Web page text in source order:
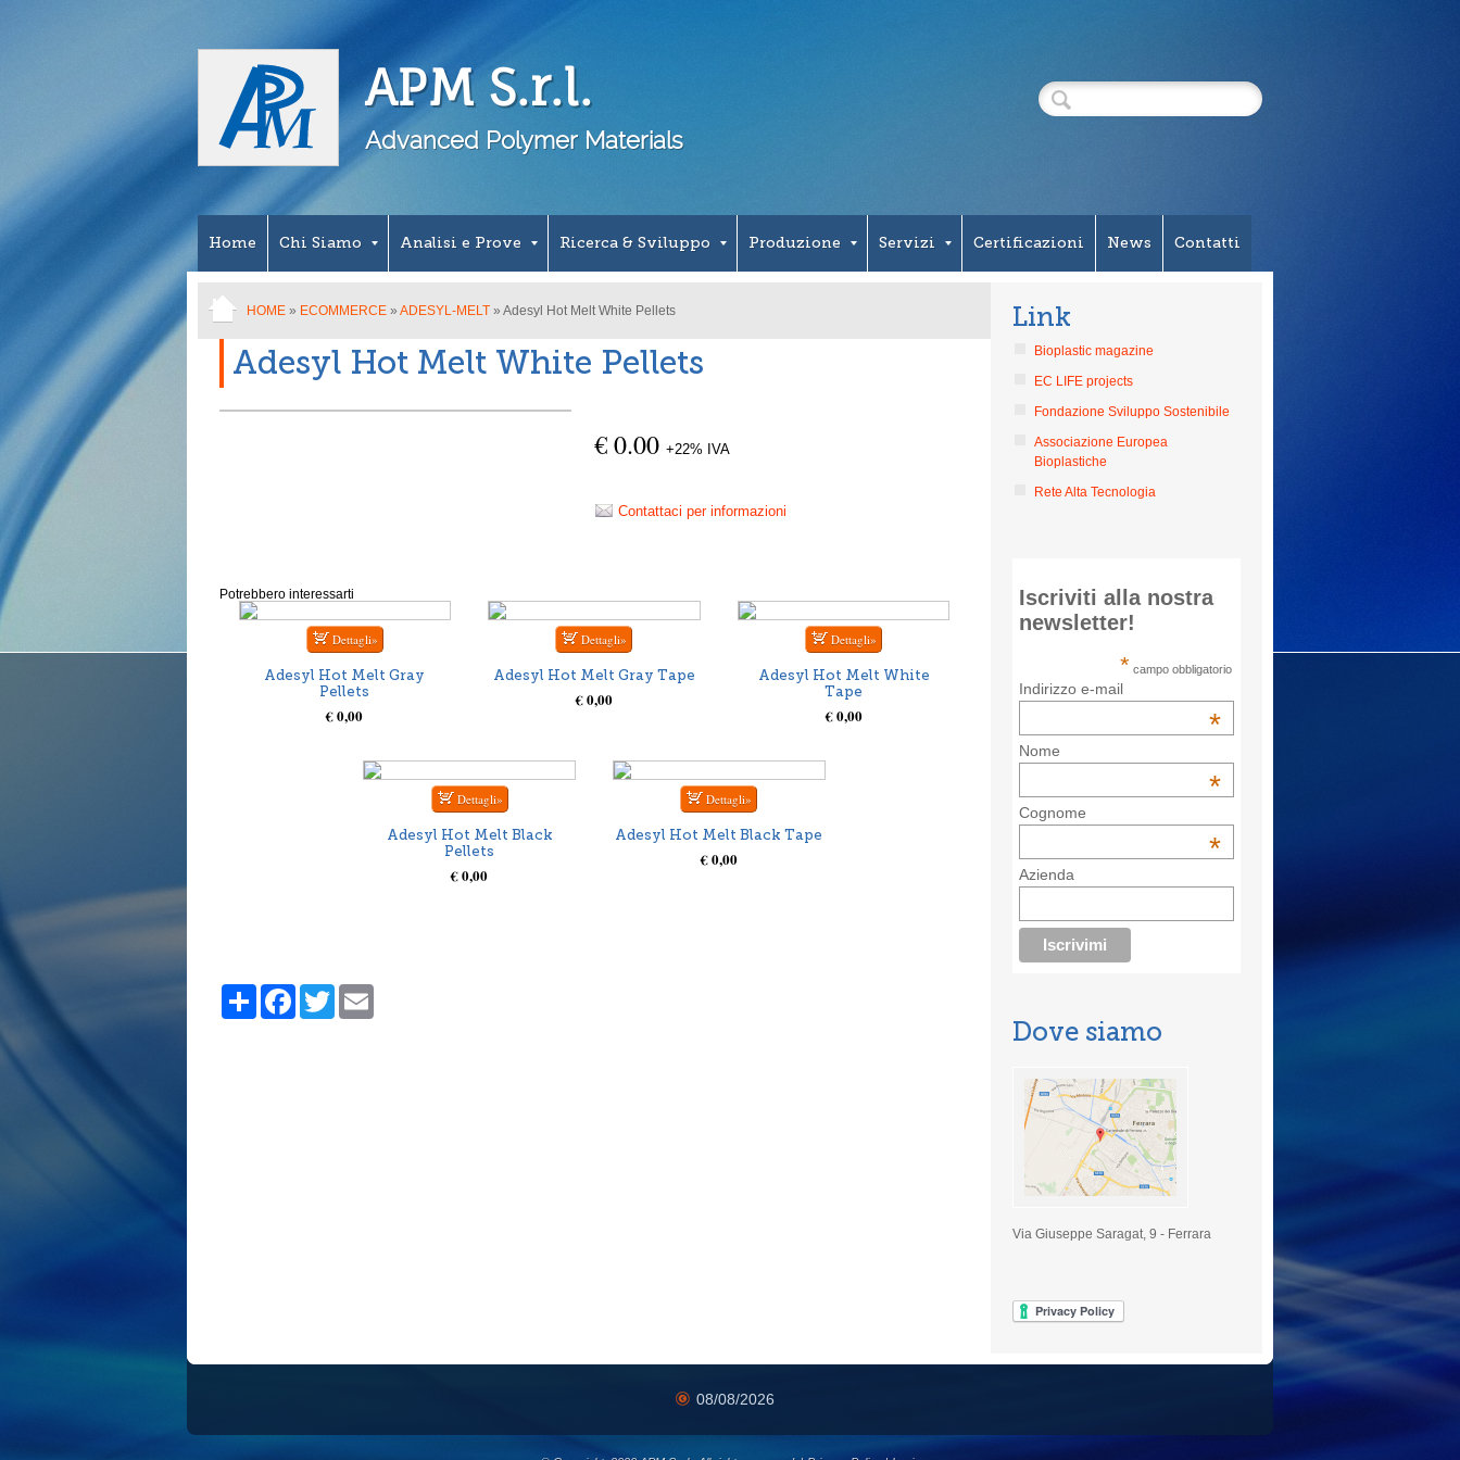
APM S.r.l.
Advanced Polymer Materials
Home Chi Siamo Analisi e Prove Ricerca & Sviluppo Produzione Servizi Certificazioni News Contatti
HOME » ECOMMERCE » ADESYL-MELT » Adesyl Hot Melt White Pellets
Adesyl Hot Melt White Pellets
€ 0.00 +22% IVA
Contattaci per informazioni
Potrebbero interessarti
Adesyl Hot Melt Gray
Pellets
€ 0,00
Adesyl Hot Melt Gray Tape
€ 0,00
Adesyl Hot Melt White
Tape
€ 0,00
Adesyl Hot Melt Black
Pellets
€ 0,00
Adesyl Hot Melt Black Tape
€ 0,00
Share FacebookTwitter
Link
Bioplastic magazine
EC LIFE projects
Fondazione Sviluppo Sostenibile
Associazione Europea
Bioplastiche
Rete Alta Tecnologia
Iscriviti alla nostra
newsletter!
* campo obbligatorio
Indirizzo e-mail
*
Nome
*
Cognome
*
Azienda
Dove siamo
Via Giuseppe Saragat, 9 - Ferrara
08/08/2026